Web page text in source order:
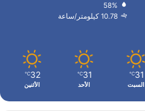
58%
10.78 كيلومتر/ساعة
31
℃
السبت
31
℃
الأحد
32
℃
الأثنين